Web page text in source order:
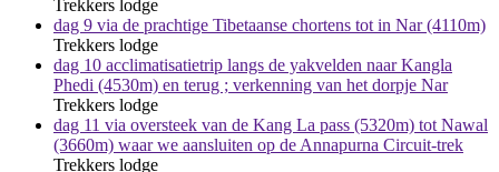
Trekkers lodge
dag 9 via de prachtige Tibetaanse chortens tot in Nar (4110m)
Trekkers lodge
dag 10 acclimatisatietrip langs de yakvelden naar Kangla
Phedi (4530m) en terug ; verkenning van het dorpje Nar
Trekkers lodge
dag 11 via oversteek van de Kang La pass (5320m) tot Nawal
(3660m) waar we aansluiten op de Annapurna Circuit-trek
Trekkers lodge